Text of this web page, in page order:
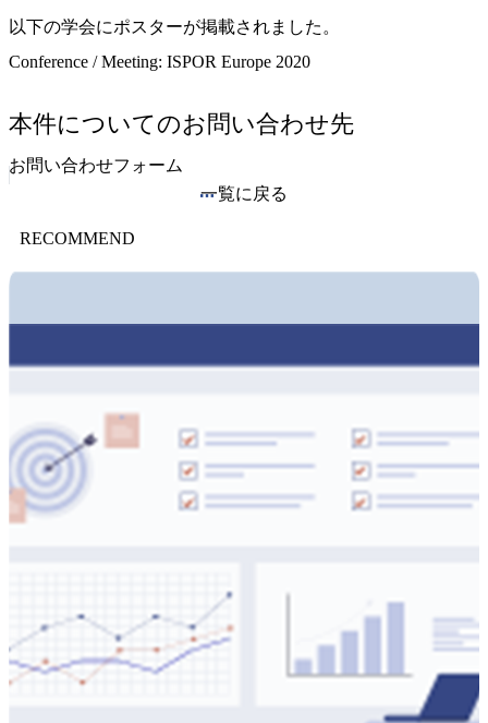
以下の学会にポスターが掲載されました。
Conference / Meeting: ISPOR Europe 2020
本件についてのお問い合わせ先
お問い合わせフォーム
一覧に戻る
RECOMMEND